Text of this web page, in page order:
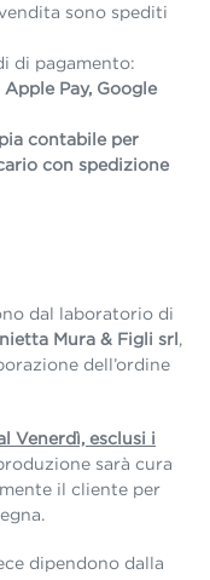
sono spediti
di pagamento:
Pay, Google
contabile per
con spedizione
dal laboratorio di
Mura & Figli srl
dell’ordine
Venerdì, esclusi i
sarà cura
il cliente per
dipendono dalla